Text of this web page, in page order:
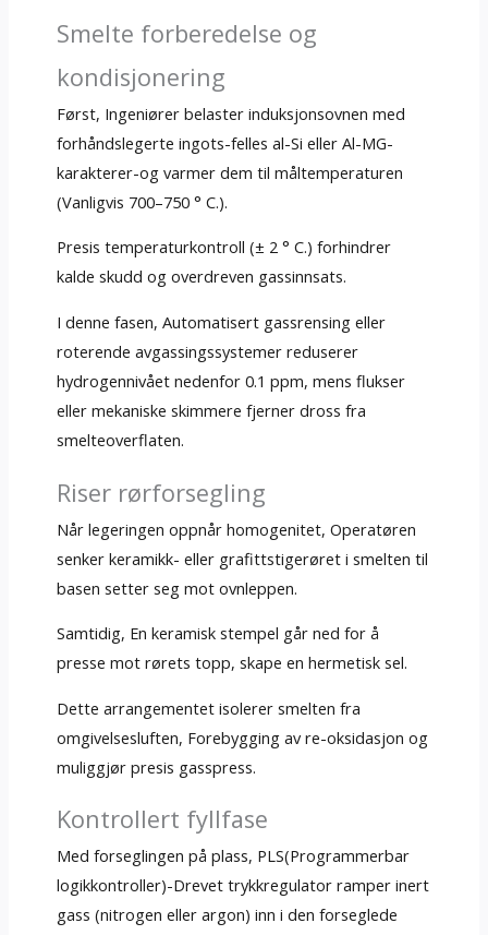
Smelte forberedelse og
kondisjonering
Først, Ingeniører belaster induksjonsovnen med
forhåndslegerte ingots-felles al-Si eller Al-MG-
karakterer-og varmer dem til måltemperaturen
(Vanligvis 700–750 ° C.).
Presis temperaturkontroll (± 2 ° C.) forhindrer
kalde skudd og overdreven gassinnsats.
I denne fasen, Automatisert gassrensing eller
roterende avgassingssystemer reduserer
hydrogennivået nedenfor 0.1 ppm, mens flukser
eller mekaniske skimmere fjerner dross fra
smelteoverflaten.
Riser rørforsegling
Når legeringen oppnår homogenitet, Operatøren
senker keramikk- eller grafittstigerøret i smelten til
basen setter seg mot ovnleppen.
Samtidig, En keramisk stempel går ned for å
presse mot rørets topp, skape en hermetisk sel.
Dette arrangementet isolerer smelten fra
omgivelsesluften, Forebygging av re-oksidasjon og
muliggjør presis gasspress.
Kontrollert fyllfase
Med forseglingen på plass, PLS(Programmerbar
logikkontroller)-Drevet trykkregulator ramper inert
gass (nitrogen eller argon) inn i den forseglede